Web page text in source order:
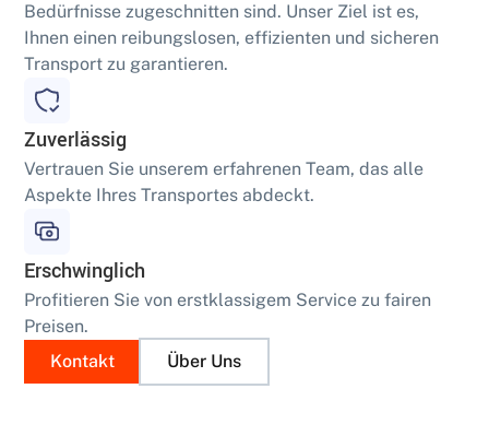
Bedürfnisse zugeschnitten sind. Unser Ziel ist es,
Ihnen einen reibungslosen, effizienten und sicheren
Transport zu garantieren.
Zuverlässig
Vertrauen Sie unserem erfahrenen Team, das alle
Aspekte Ihres Transportes abdeckt.
Erschwinglich
Profitieren Sie von erstklassigem Service zu fairen
Preisen.
Kontakt
Über Uns